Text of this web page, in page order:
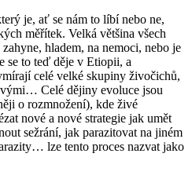
je, ať se nám to líbí nebo ne,
měřítek. Velká většina všech
hladem, na nemoci, nebo je
se to teď děje v Etiopii, a
celé velké skupiny živočichů,
Celé dějiny evoluce jsou
o rozmnožení), kde živé
nové a nové strategie jak umět
sežrání, jak parazitovat na jiném
lze tento proces nazvat jako